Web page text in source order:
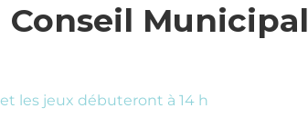
Conseil Municipal
les jeux débuteront à 14 h